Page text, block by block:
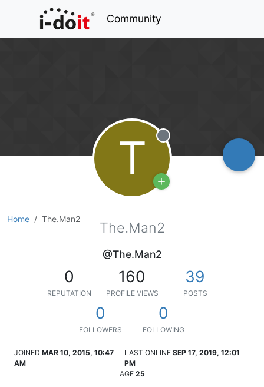
Community
T Offline
Home The.Man2
The.Man2
@The.Man2
0
REPUTATION
160
PROFILE VIEWS
39
POSTS
0
FOLLOWERS
0
FOLLOWING
JOINED MAR 10, 2015, 10:47
AM
LAST ONLINE SEP 17, 2019, 12:01
PM
AGE 25